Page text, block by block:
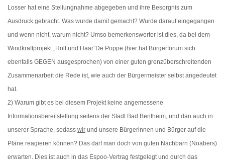
Losser hat eine Stellungnahme abgegeben und ihre Besorgnis zum
Ausdruck gebracht. Was wurde damit gemacht? Wurde darauf eingegangen
und wenn nicht, warum nicht? Umso bemerkenswerter ist dies, da bei dem
Windkraftprojekt „Holt und Haar”De Poppe (hier hat Burgerforum sich
ebenfalls GEGEN ausgesprochen) von einer guten grenzüberschreitenden
Zusammenarbeit die Rede ist, wie auch der Bürgermeister selbst angedeutet
hat.
2) Warum gibt es bei diesem Projekt keine angemessene
Informationsbereitstellung seitens der Stadt Bad Bentheim, und dan auch in
unserer Sprache, sodass wir und unsere Bürgerinnen und Bürger auf die
Pläne reagieren können? Das darf man doch von guten Nachbarn (Noabers)
erwarten. Dies ist auch in das Espoo-Vertrag festgelegt und durch das